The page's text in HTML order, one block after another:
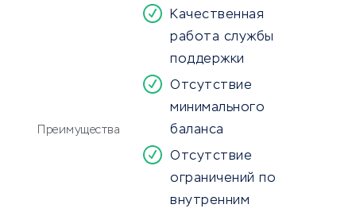
Преимущества
Качественная
работа службы
поддержки
Отсутствие
минимального
баланса
Отсутствие
ограничений по
внутренним